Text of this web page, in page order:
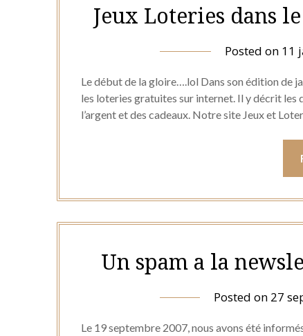
Jeux Loteries dans
Posted on 11
Le début de la gloire….lol Dans son édition de
les loteries gratuites sur internet. Il y décrit
l’argent et des cadeaux. Notre site Jeux et
Un spam a la
Posted on 27
Le 19 septembre 2007, nous avons été